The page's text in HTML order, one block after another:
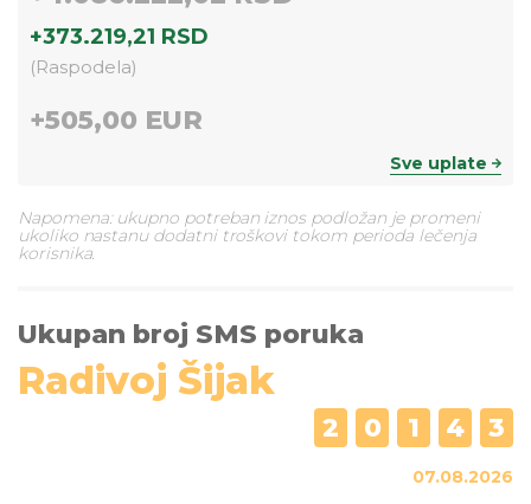
+373.219,21 RSD
(Raspodela)
+505,00 EUR
Sve uplate
Napomena: ukupno potreban iznos podložan je promeni
ukoliko nastanu dodatni troškovi tokom perioda lečenja
korisnika.
Ukupan broj SMS poruka
Radivoj Šijak
2 0 1 4 3
07.08.2026